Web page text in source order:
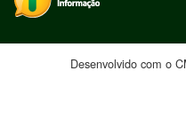
Desenvolvido com o